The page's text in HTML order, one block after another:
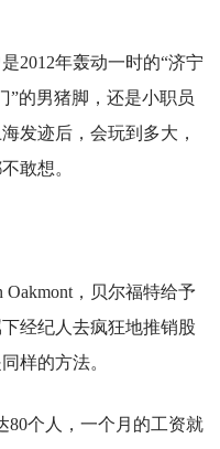
2012年轰动一时的“济宁
”的男猪脚，还是小职员
发迹后，会玩到多大，
敢想。
，贝尔福特给予
经纪人去疯狂地推销股
样的方法。
80个人，一个月的工资就